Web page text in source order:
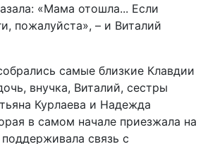
«Мама отошла... Если
пожалуйста», – и Виталий
самые близкие Клавдии
внучка, Виталий, сестры
Курлаева и Надежда
в самом начале приезжала на
связь с